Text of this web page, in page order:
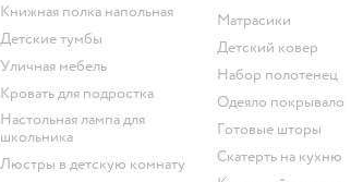
Книжная полка напольная
Детские тумбы
Уличная мебель
Кровать для подростка
Настольная лампа для
школьника
Люстры в детскую комнату
Матрасики
Детский ковер
Набор полотенец
Одеяло покрывало
Готовые шторы
Скатерть на кухню